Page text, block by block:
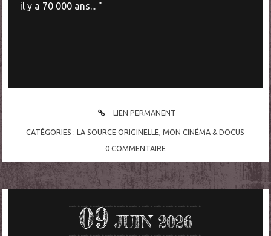
il y a 70 000 ans... "
LIEN PERMANENT
CATÉGORIES :LA SOURCE ORIGINELLE,MON CINÉMA & DOCUS
0 COMMENTAIRE
09 JUIN 2026